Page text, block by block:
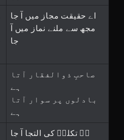
اے حقیقت مجاز میں آ جا
مجھ سے ملنے نماز میں آ
جا
صاحبِ ذوالفقار آتا
ہے
بادلوں پر سوار آتا
ہے
ہے تکلمؔ کی التجا آ جا